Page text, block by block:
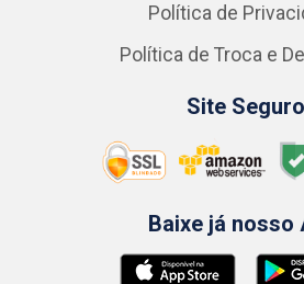
Política de
Política de Troca e
Site Seguro
Baixe já nosso